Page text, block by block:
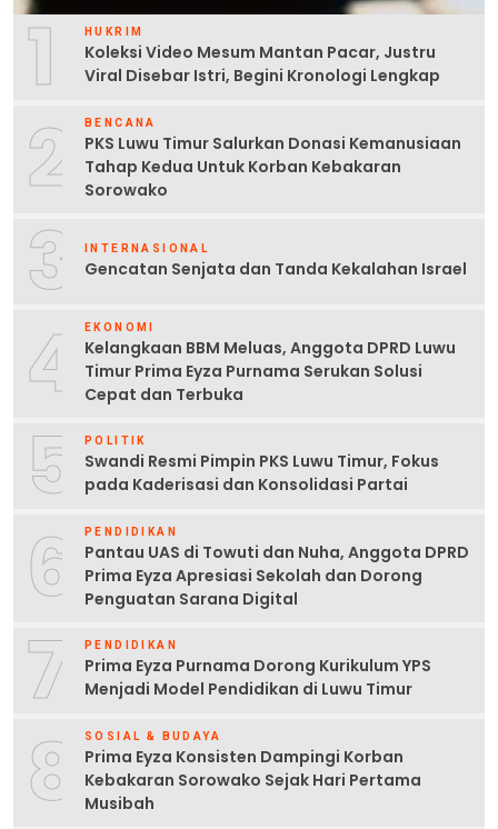
1 HUKRIM
Koleksi Video Mesum Mantan Pacar, Justru
Viral Disebar Istri, Begini Kronologi Lengkap
2 BENCANA
PKS Luwu Timur Salurkan Donasi Kemanusiaan
Tahap Kedua Untuk Korban Kebakaran
Sorowako
3 INTERNASIONAL
Gencatan Senjata dan Tanda Kekalahan Israel
4 EKONOMI
Kelangkaan BBM Meluas, Anggota DPRD Luwu
Timur Prima Eyza Purnama Serukan Solusi
Cepat dan Terbuka
5 POLITIK
Swandi Resmi Pimpin PKS Luwu Timur, Fokus
pada Kaderisasi dan Konsolidasi Partai
6 PENDIDIKAN
Pantau UAS di Towuti dan Nuha, Anggota DPRD
Prima Eyza Apresiasi Sekolah dan Dorong
Penguatan Sarana Digital
7 PENDIDIKAN
Prima Eyza Purnama Dorong Kurikulum YPS
Menjadi Model Pendidikan di Luwu Timur
8 SOSIAL & BUDAYA
Prima Eyza Konsisten Dampingi Korban
Kebakaran Sorowako Sejak Hari Pertama
Musibah